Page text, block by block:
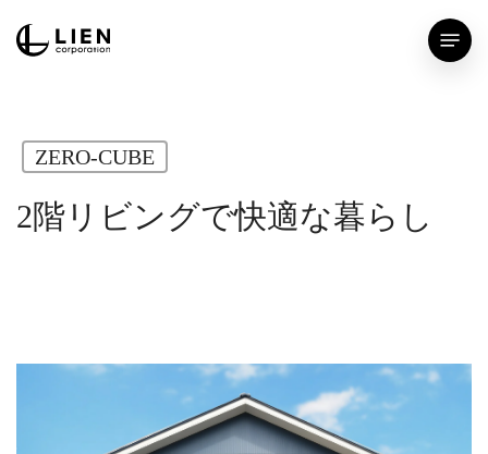
Menu
ZERO-CUBE
2階リビングで快適な暮らし